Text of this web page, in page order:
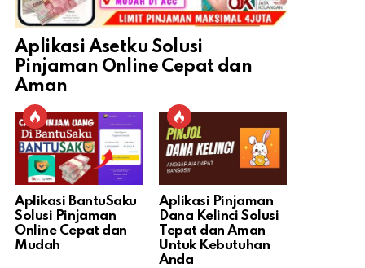
Aplikasi Asetku Solusi
Pinjaman Online Cepat dan
Aman
Aplikasi BantuSaku
Solusi Pinjaman
Online Cepat dan
Mudah
Aplikasi Pinjaman
Dana Kelinci Solusi
Tepat dan Aman
Untuk Kebutuhan
Anda